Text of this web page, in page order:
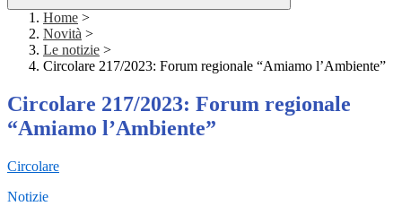
Home >
Novità >
Le notizie >
Circolare 217/2023: Forum regionale “Amiamo l’Ambiente”
Circolare 217/2023: Forum regionale
“Amiamo l’Ambiente”
Circolare
Notizie